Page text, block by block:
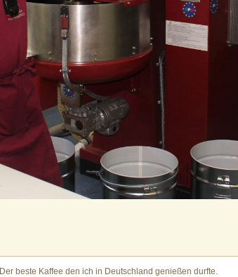
Der beste Kaffee den ich in Deutschland genießen durfte.